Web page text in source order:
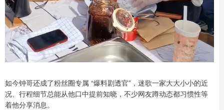
如今钟哥还成了粉丝圈专属 “爆料剧透官”，迷歌一家大大小小的近
况、行程细节总能从他口中提前知晓，不少网友蹲动态都习惯性等
着他分享消息。